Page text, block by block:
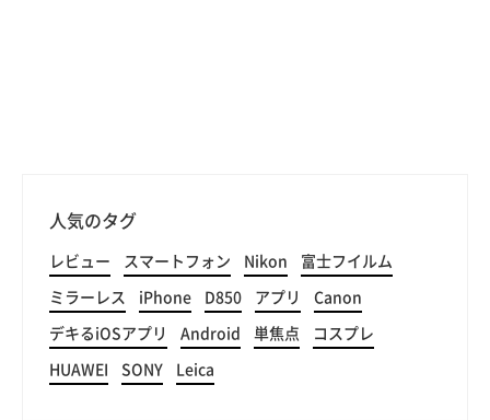
人気のタグ
レビュー スマートフォン Nikon 富士フイルム
ミラーレス iPhone D850 アプリ Canon
デキるiOSアプリ Android 単焦点 コスプレ
HUAWEI SONY Leica